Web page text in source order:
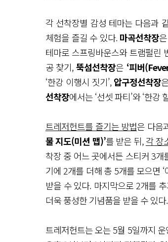
각 선착장별 감성 테마는 다음과
체험을 즐길 수 있다.마곡선착장은
테마로 스프링바운스와 트램펄린
공 찾기,뚝섬선착장은 ‘피버
‘한강 이행시 짓기’,압구정선착장
선착장에서는 ‘선셋 파티’와 ‘한강
트레저헌트를 즐기는 방법은 다음
물 지도(미션 맵)’를 받은 뒤,각 장
착장 중 어느 곳에서든 스티커 3개
기에 2개를 더해 총 5개를 모으면
받을 수 있다. 마지막으로 2개를
더욱 풍성한 기념품을 받을 수 있다.
트레저헌트는 오는 5월 5일까지